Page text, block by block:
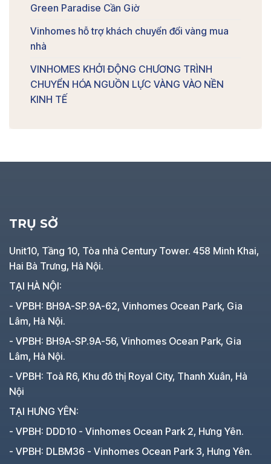
Green Paradise Cần Giờ
Vinhomes hỗ trợ khách chuyển đổi vàng mua
nhà
VINHOMES KHỞI ĐỘNG CHƯƠNG TRÌNH
CHUYỂN HÓA NGUỒN LỰC VÀNG VÀO NỀN
KINH TẾ
TRỤ SỞ
Unit10, Tầng 10, Tòa nhà Century Tower. 458 Minh Khai,
Hai Bà Trưng, Hà Nội.
TẠI HÀ NỘI:
- VPBH: BH9A-SP.9A-62, Vinhomes Ocean Park, Gia
Lâm, Hà Nội.
- VPBH: BH9A-SP.9A-56, Vinhomes Ocean Park, Gia
Lâm, Hà Nội.
- VPBH: Toà R6, Khu đô thị Royal City, Thanh Xuân, Hà
Nội
TẠI HƯNG YÊN:
- VPBH: DDD10 - Vinhomes Ocean Park 2, Hưng Yên.
- VPBH: DLBM36 - Vinhomes Ocean Park 3, Hưng Yên.